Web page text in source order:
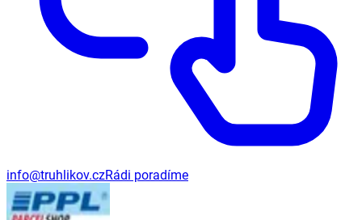
info@truhlikov.czRádi poradíme